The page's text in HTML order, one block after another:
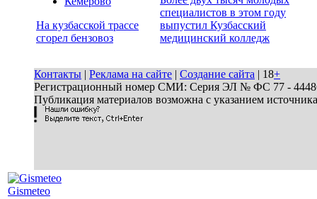
На кузбасской трассе
сгорел бензовоз
специалистов в этом году
выпустил Кузбасский
медицинский колледж
Контакты | Реклама на сайте | Создание сайта | 18+
Регистрационный номер СМИ: Серия ЭЛ № ФС 77 - 44486
Публикация материалов возможна с указанием
Gismeteo